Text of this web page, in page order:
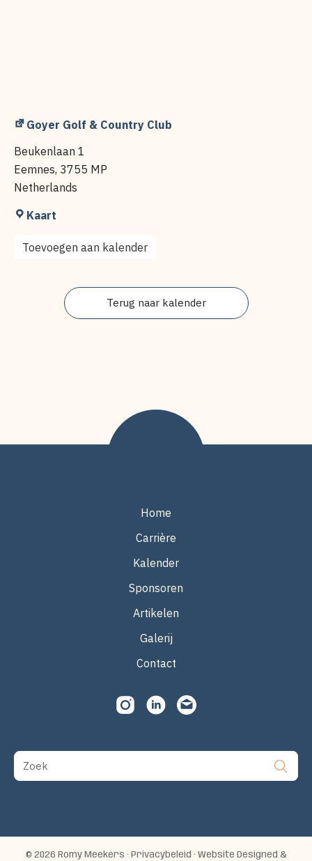
Goyer Golf & Country Club
Beukenlaan 1
Eemnes, 3755 MP
Netherlands
Kaart
&
Club
Toevoegen aan kalender
Terug naar kalender
Zoek
Home
Carrière
Kalender
Sponsoren
Artikelen
Galerij
Contact
© 2026 Romy Meekers · Privacybeleid · Website Designed &